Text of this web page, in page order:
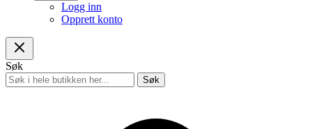
Logg inn
Opprett konto
Søk
Søk